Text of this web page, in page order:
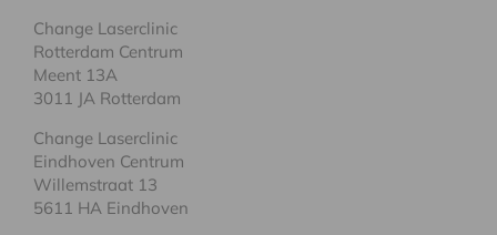
Change Laserclinic
Rotterdam Centrum
Meent 13A
3011 JA Rotterdam
Change Laserclinic
Eindhoven Centrum
Willemstraat 13
5611 HA Eindhoven